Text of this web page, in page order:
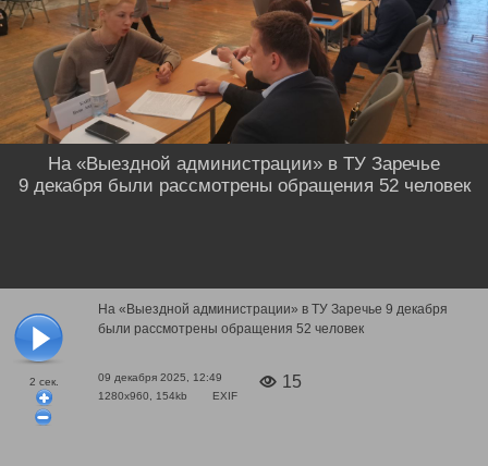
2 сек.
На «Выездной администрации» в ТУ Заречье 9 декабря
были рассмотрены обращения 52 человек
09 декабря 2025, 12:49
1280x960, 154kb
EXIF
15
На «Выездной администрации» в ТУ Заречье
9 декабря были рассмотрены обращения 52 человек